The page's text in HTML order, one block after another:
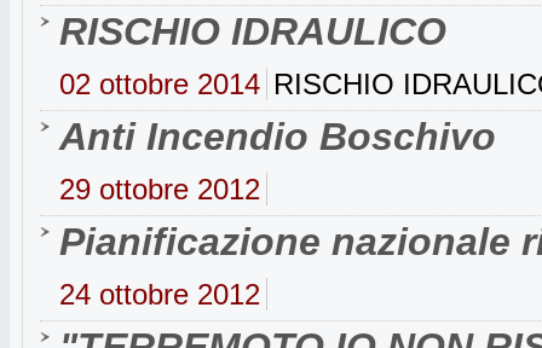
RISCHIO IDRAULICO
02 ottobre 2014 RISCHIO
Anti Incendio Boschivo
29 ottobre 2012
Pianificazione nazionale
24 ottobre 2012